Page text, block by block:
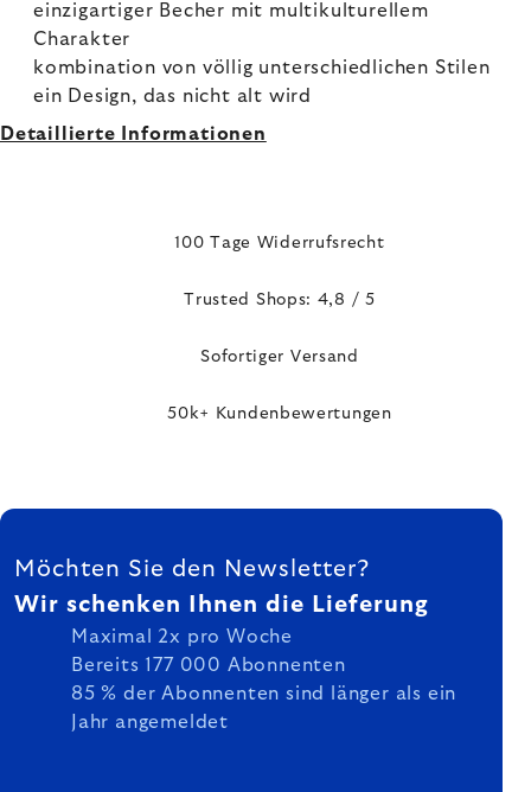
einzigartiger Becher mit multikulturellem
Charakter
kombination von völlig unterschiedlichen Stilen
ein Design, das nicht alt wird
Detaillierte Informationen
100 Tage Widerrufsrecht
Trusted Shops: 4,8 / 5
Sofortiger Versand
50k+ Kundenbewertungen
FUSSZEILE
Möchten Sie den Newsletter?
Wir schenken Ihnen die Lieferung
Maximal 2x pro Woche
Bereits 177 000 Abonnenten
85 % der Abonnenten sind länger als ein
Jahr angemeldet